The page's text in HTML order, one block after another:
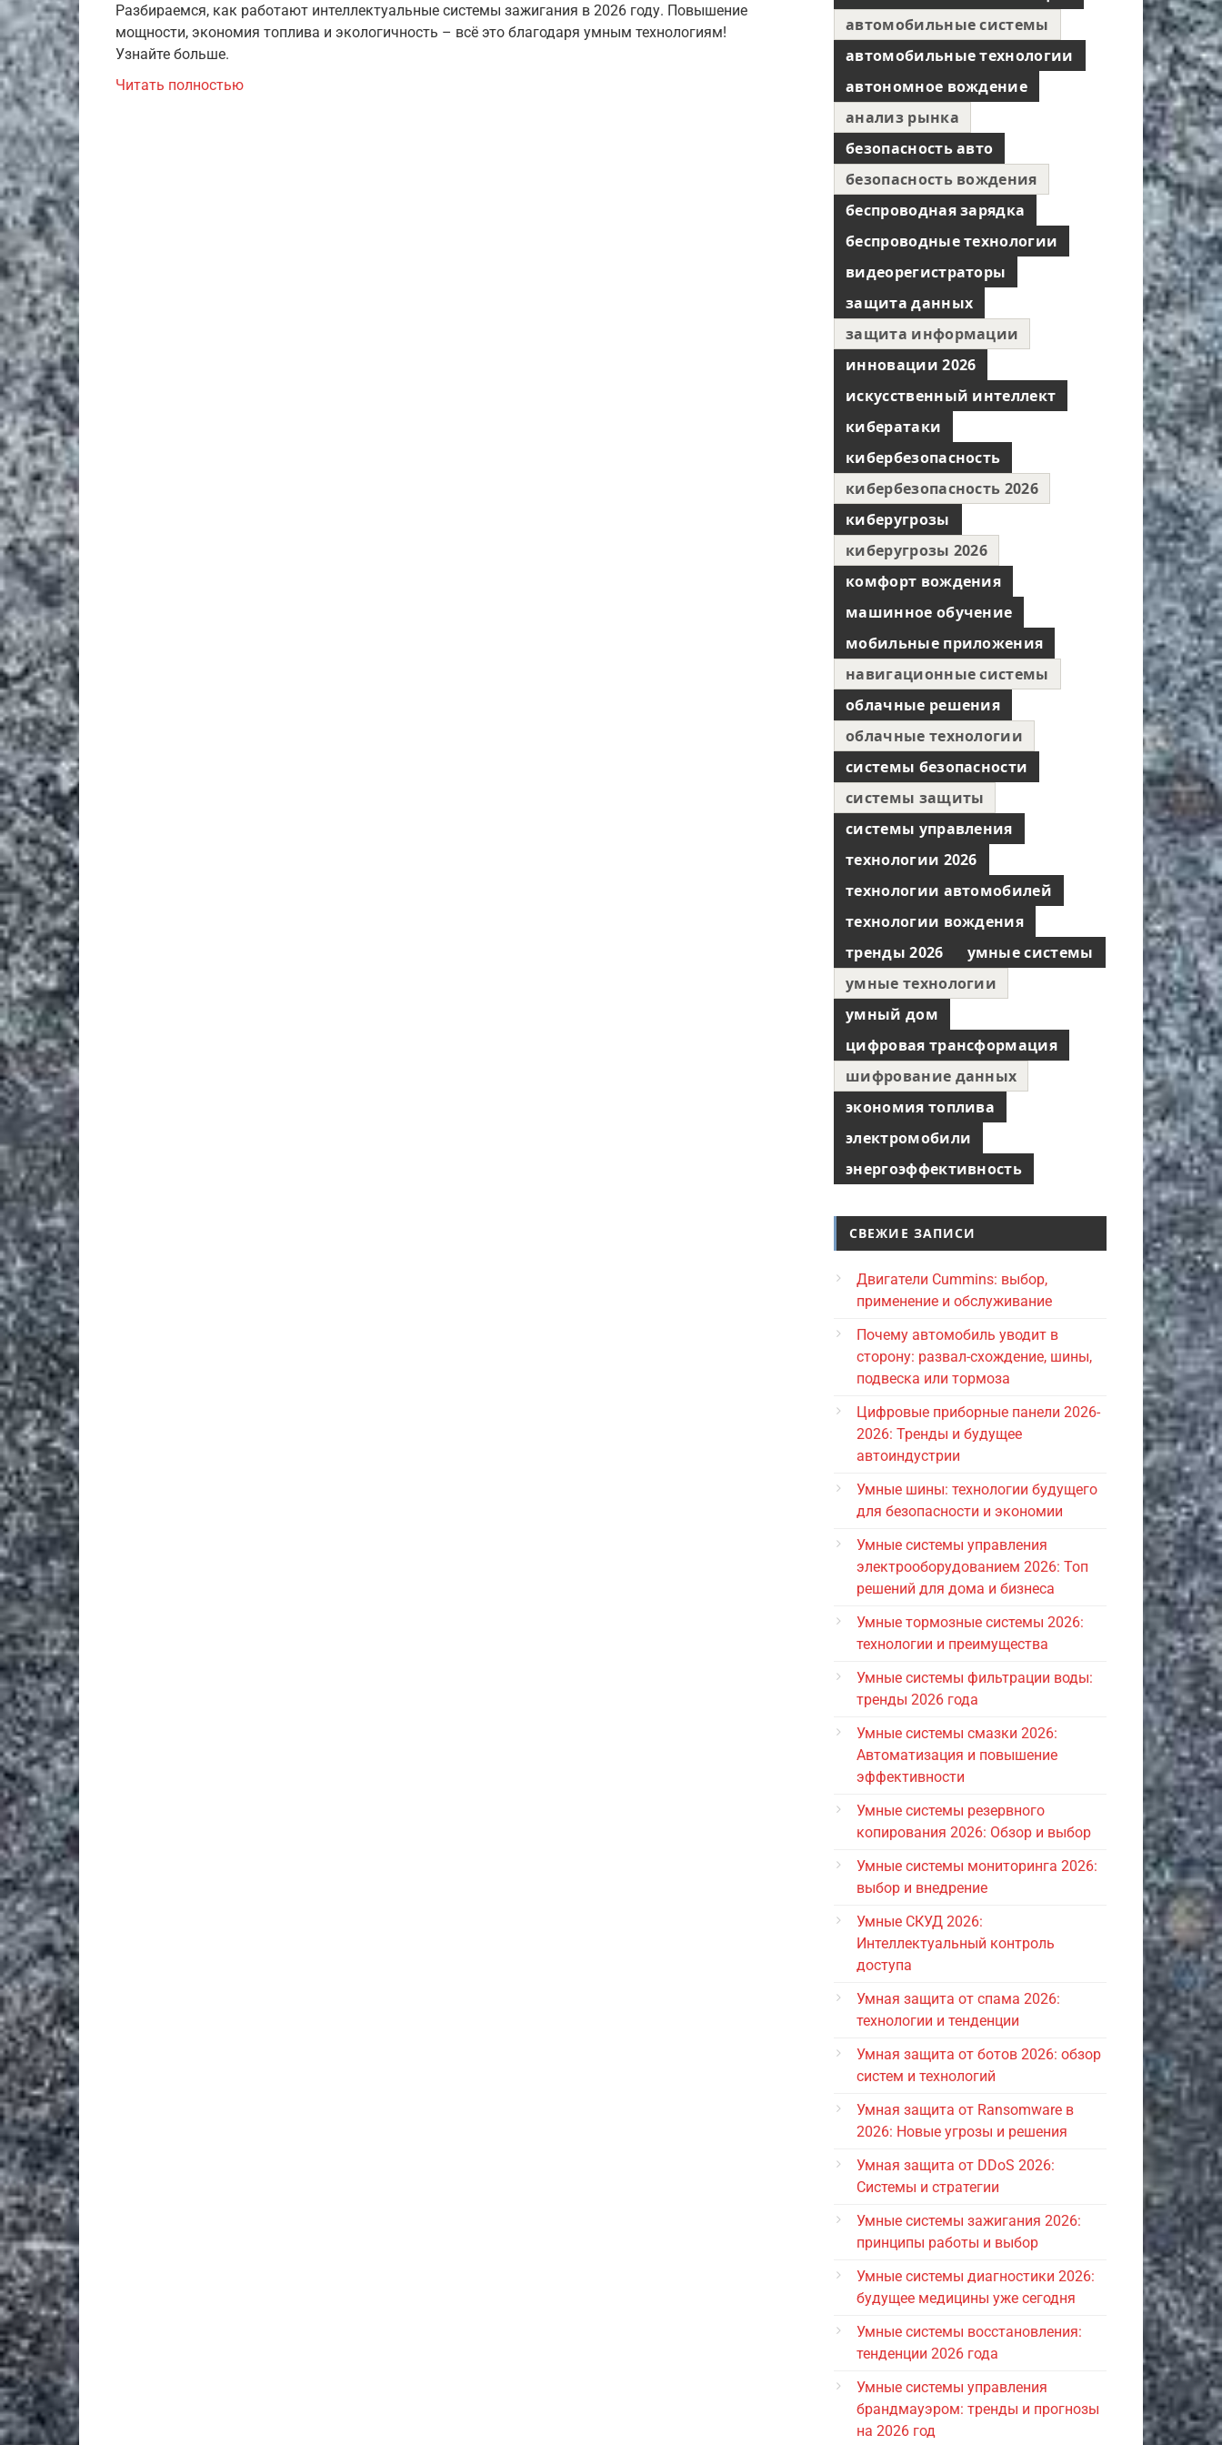
Разбираемся, как работают интеллектуальные системы зажигания в 2026 году. Повышение
мощности, экономия топлива и экологичность – всё это благодаря умным технологиям!
Узнайте больше.
Читать полностью
автомобильные системы
автомобильные технологии
автономное вождение
анализ рынка
безопасность авто
безопасность вождения
беспроводная зарядка
беспроводные технологии
видеорегистраторы
защита данных
защита информации
инновации 2026
искусственный интеллект
кибератаки
кибербезопасность
кибербезопасность 2026
киберугрозы
киберугрозы 2026
комфорт вождения
машинное обучение
мобильные приложения
навигационные системы
облачные решения
облачные технологии
системы безопасности
системы защиты
системы управления
технологии 2026
технологии автомобилей
технологии вождения
тренды 2026
умные системы
умные технологии
умный дом
цифровая трансформация
шифрование данных
экономия топлива
электромобили
энергоэффективность
СВЕЖИЕ ЗАПИСИ
Двигатели Cummins: выбор,
применение и обслуживание
Почему автомобиль уводит в
сторону: развал-схождение, шины,
подвеска или тормоза
Цифровые приборные панели 2026-
2026: Тренды и будущее
автоиндустрии
Умные шины: технологии будущего
для безопасности и экономии
Умные системы управления
электрооборудованием 2026: Топ
решений для дома и бизнеса
Умные тормозные системы 2026:
технологии и преимущества
Умные системы фильтрации воды:
тренды 2026 года
Умные системы смазки 2026:
Автоматизация и повышение
эффективности
Умные системы резервного
копирования 2026: Обзор и выбор
Умные системы мониторинга 2026:
выбор и внедрение
Умные СКУД 2026:
Интеллектуальный контроль
доступа
Умная защита от спама 2026:
технологии и тенденции
Умная защита от ботов 2026: обзор
систем и технологий
Умная защита от Ransomware в
2026: Новые угрозы и решения
Умная защита от DDoS 2026:
Системы и стратегии
Умные системы зажигания 2026:
принципы работы и выбор
Умные системы диагностики 2026:
будущее медицины уже сегодня
Умные системы восстановления:
тенденции 2026 года
Умные системы управления
брандмауэром: тренды и прогнозы
на 2026 год